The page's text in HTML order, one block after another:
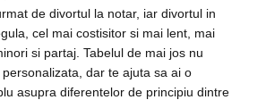
de divortul la notar, iar divortul in
cel mai costisitor si mai lent, mai
si partaj. Tabelul de mai jos nu
dar te ajuta sa ai o
asupra diferentelor de principiu dintre